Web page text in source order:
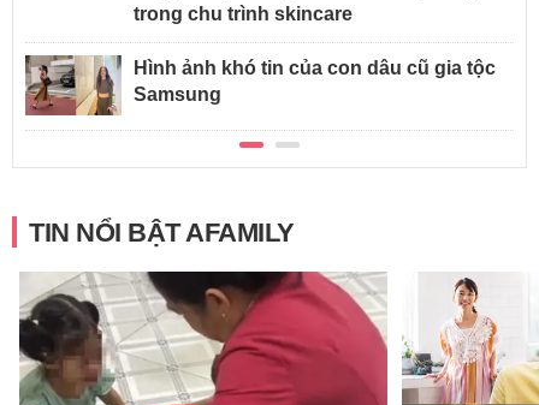
trong chu trình skincare
Hình ảnh khó tin của con dâu cũ gia tộc
Samsung
TIN NỔI BẬT AFAMILY